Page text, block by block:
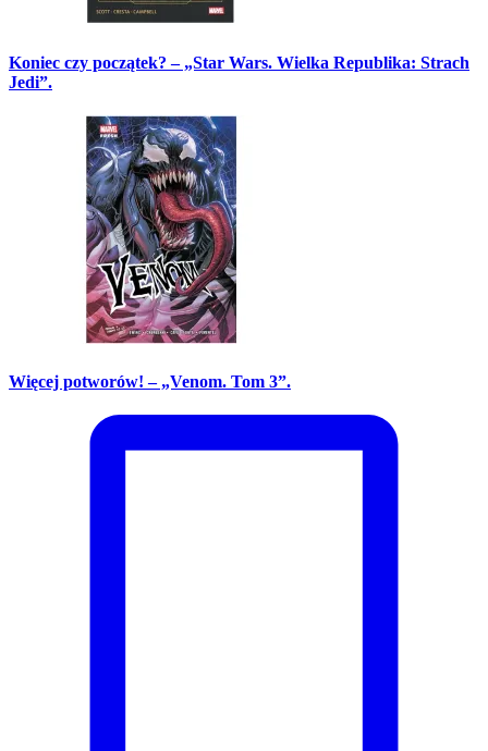
Koniec czy początek? – „Star Wars. Wielka Republika: Strach
Jedi”.
Więcej potworów! – „Venom. Tom 3”.